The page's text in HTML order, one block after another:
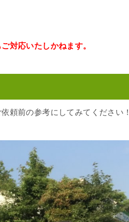
対応いたしかねます。
頼前の参考にしてみてください